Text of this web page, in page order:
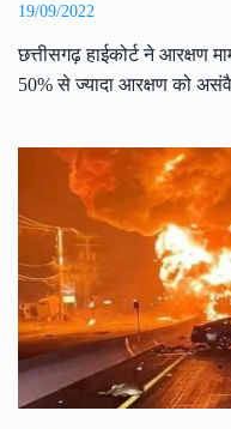
19/09/2022
छत्तीसगढ़ हाईकोर्ट ने आरक्षण
50% से ज्यादा आरक्षण को